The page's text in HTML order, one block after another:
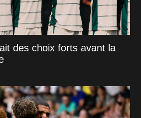
des choix forts avant la